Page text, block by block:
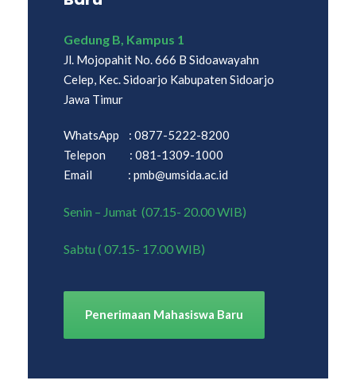
Gedung B, Kampus 1
Jl. Mojopahit No. 666 B Sidoawayahn
Celep, Kec. Sidoarjo Kabupaten Sidoarjo
Jawa Timur
WhatsApp : 0877-5222-8200
Telepon : 081-1309-1000
Email : pmb@umsida.ac.id
Senin – Jumat (07.15- 20.00 WIB)
Sabtu ( 07.15- 17.00 WIB)
Penerimaan Mahasiswa Baru